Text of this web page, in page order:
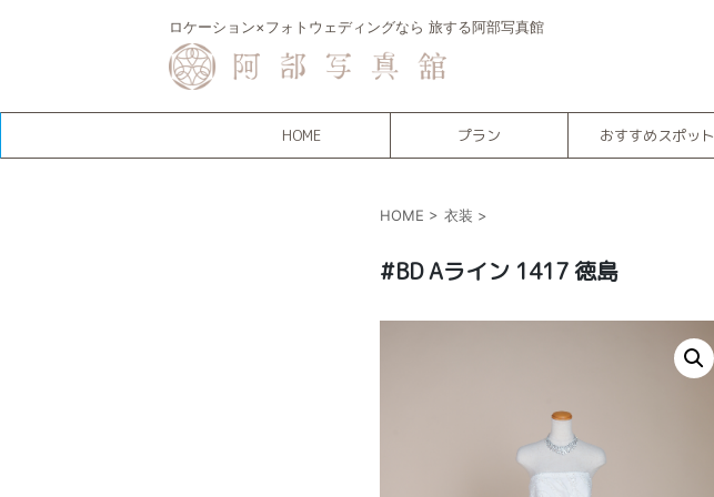
ロケーション×フォトウェディングなら 旅する阿部写真館
HOME プラン おすすめスポット
HOME > 衣装 >
#BD Aライン 1417 徳島